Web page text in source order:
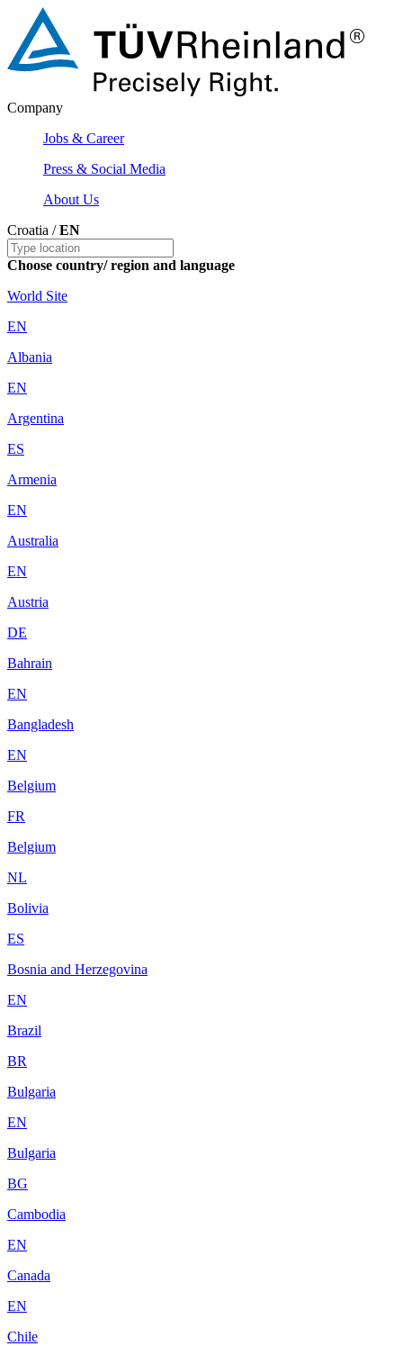
Company
Jobs & Career
Press & Social Media
About Us
Croatia /EN
Choose country/ region and language
World Site
EN
Albania
EN
Argentina
ES
Armenia
EN
Australia
EN
Austria
DE
Bahrain
EN
Bangladesh
EN
Belgium
FR
Belgium
NL
Bolivia
ES
Bosnia and Herzegovina
EN
Brazil
BR
Bulgaria
EN
Bulgaria
BG
Cambodia
EN
Canada
EN
Chile